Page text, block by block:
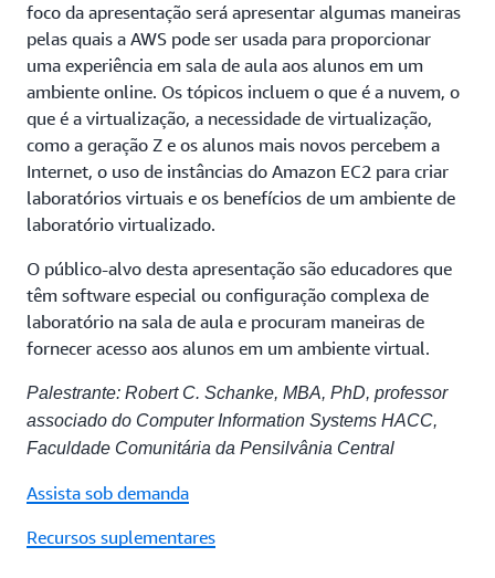
foco da apresentação será apresentar algumas maneiras
pelas quais a AWS pode ser usada para proporcionar
uma experiência em sala de aula aos alunos em um
ambiente online. Os tópicos incluem o que é a nuvem, o
que é a virtualização, a necessidade de virtualização,
como a geração Z e os alunos mais novos percebem a
Internet, o uso de instâncias do Amazon EC2 para criar
laboratórios virtuais e os benefícios de um ambiente de
laboratório virtualizado.
O público-alvo desta apresentação são educadores que
têm software especial ou configuração complexa de
laboratório na sala de aula e procuram maneiras de
fornecer acesso aos alunos em um ambiente virtual.
Palestrante: Robert C. Schanke, MBA, PhD, professor
associado do Computer Information Systems HACC,
Faculdade Comunitária da Pensilvânia Central
Assista sob demanda
Recursos suplementares